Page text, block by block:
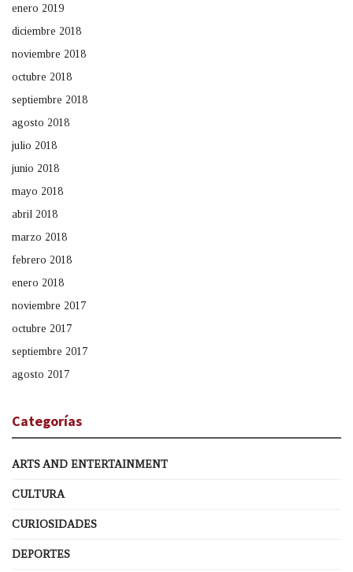
enero 2019
diciembre 2018
noviembre 2018
octubre 2018
septiembre 2018
agosto 2018
julio 2018
junio 2018
mayo 2018
abril 2018
marzo 2018
febrero 2018
enero 2018
noviembre 2017
octubre 2017
septiembre 2017
agosto 2017
Categorías
ARTS AND ENTERTAINMENT
CULTURA
CURIOSIDADES
DEPORTES